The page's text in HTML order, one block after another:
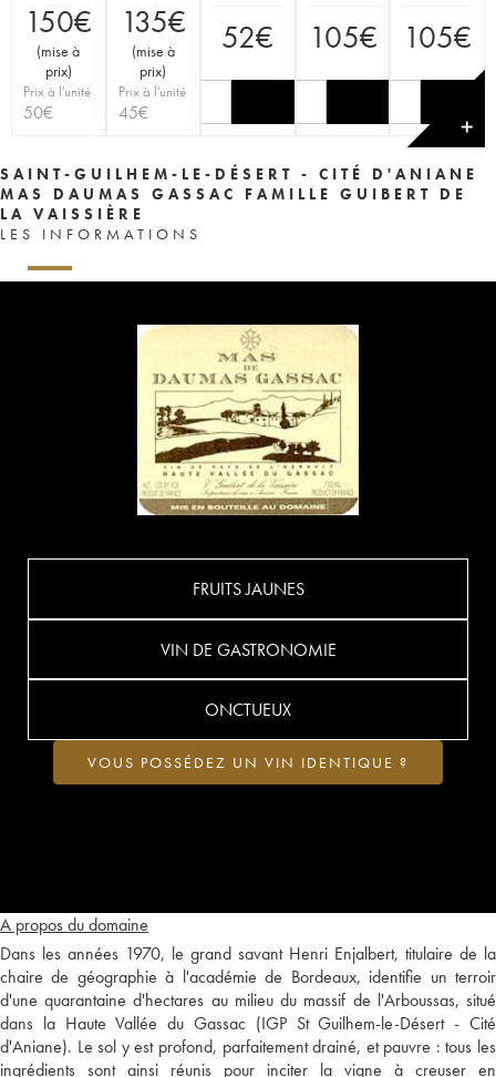
150€
(mise à
prix)
Prix à l'unité
50€
135€
(mise à
prix)
Prix à l'unité
45€
52€ 105€ 105€
✕
SAINT-GUILHEM-LE-DÉSERT - CITÉ D'ANIANE
MAS DAUMAS GASSAC FAMILLE GUIBERT DE
LA VAISSIÈRE
LES INFORMATIONS
A propos du domaine
Dans les années 1970, le grand savant Henri Enjalbert, titulaire de la
chaire de géographie à l'académie de Bordeaux, identifie un terroir
d'une quarantaine d'hectares au milieu du massif de l'Arboussas, situé
dans la Haute Vallée du Gassac (IGP St Guilhem-le-Désert - Cité
d'Aniane). Le sol y est profond, parfaitement drainé, et pauvre : tous les
ingrédients sont ainsi réunis pour inciter la vigne à creuser en
FRUITS JAUNES
VIN DE GASTRONOMIE
ONCTUEUX
VOUS POSSÉDEZ UN VIN IDENTIQUE ?